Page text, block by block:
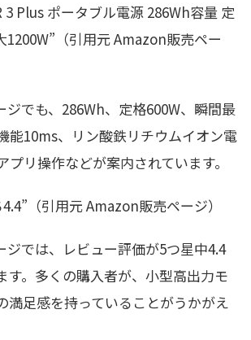
3 Plus ポータブル電源 286Wh容量 定
1200W”（引用元 Amazon販売ペー
でも、286Wh、定格600W、瞬間最
能10ms、リン酸鉄リチウムイオン電
プリ操作などが案内されています。
（引用元 Amazon販売ページ）
では、レビュー評価が5つ星中4.4
す。多くの購入者が、小型高出力モ
満足感を持っていることがうかがえ